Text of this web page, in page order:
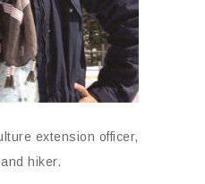
extension officer,
hiker.